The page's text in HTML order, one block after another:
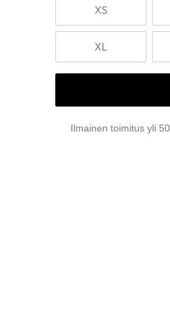
XS
XL
Ilmainen toimitus yli